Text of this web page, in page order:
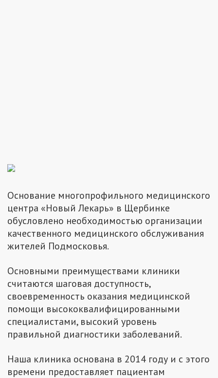
Основание многопрофильного медицинского
центра «Новый Лекарь» в Щербинке
обусловлено необходимостью организации
качественного медицинского обслуживания
жителей Подмосковья.
Основными преимуществами клиники
считаются шаговая доступность,
своевременность оказания медицинской
помощи высококвалифицированными
специалистами, высокий уровень
правильной диагностики заболеваний.
Наша клиника основана в 2014 году и с этого
времени предоставляет пациентам